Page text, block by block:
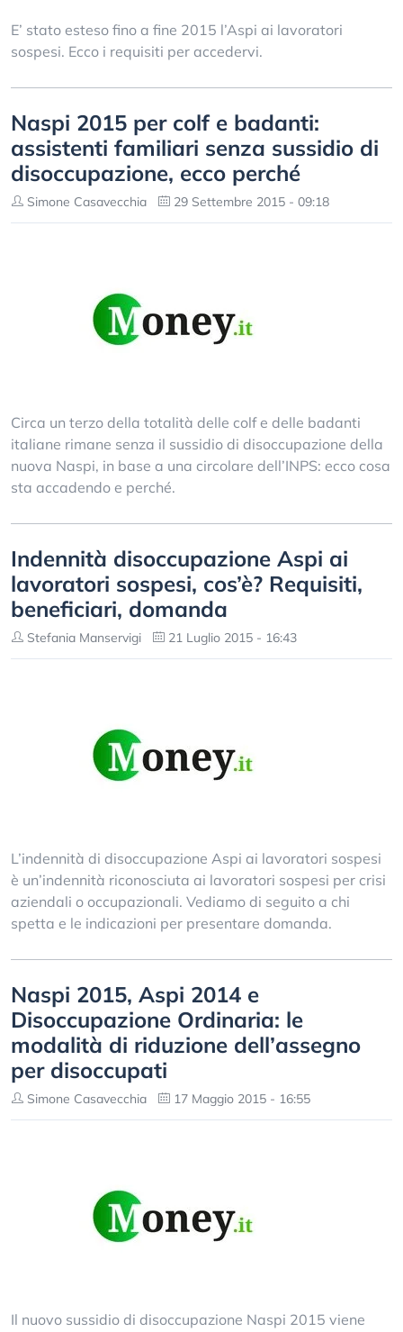
E’ stato esteso fino a fine 2015 l’Aspi ai lavoratori
sospesi. Ecco i requisiti per accedervi.
Naspi 2015 per colf e badanti:
assistenti familiari senza sussidio di
disoccupazione, ecco perché
Simone Casavecchia 29 Settembre 2015 - 09:18
Circa un terzo della totalità delle colf e delle badanti
italiane rimane senza il sussidio di disoccupazione della
nuova Naspi, in base a una circolare dell’INPS: ecco cosa
sta accadendo e perché.
Indennità disoccupazione Aspi ai
lavoratori sospesi, cos’è? Requisiti,
beneficiari, domanda
Stefania Manservigi 21 Luglio 2015 - 16:43
L’indennità di disoccupazione Aspi ai lavoratori sospesi
è un’indennità riconosciuta ai lavoratori sospesi per crisi
aziendali o occupazionali. Vediamo di seguito a chi
spetta e le indicazioni per presentare domanda.
Naspi 2015, Aspi 2014 e
Disoccupazione Ordinaria: le
modalità di riduzione dell’assegno
per disoccupati
Simone Casavecchia 17 Maggio 2015 - 16:55
Il nuovo sussidio di disoccupazione Naspi 2015 viene